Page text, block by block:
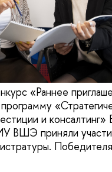
«Раннее
и консалтинг»
ВШЭ приняли